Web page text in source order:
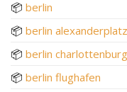
📦 berlin
📦 berlin alexanderplatz
📦 berlin charlottenburg
📦 berlin flughafen